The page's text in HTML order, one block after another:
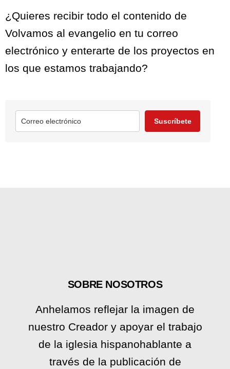
¿Quieres recibir todo el contenido de
Volvamos al evangelio en tu correo
electrónico y enterarte de los proyectos en
los que estamos trabajando?
Suscríbete
SOBRE NOSOTROS
Anhelamos reflejar la imagen de
nuestro Creador y apoyar el trabajo
de la iglesia hispanohablante a
través de la publicación de